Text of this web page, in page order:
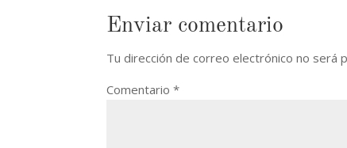
Enviar comentario
Tu dirección de correo electrónico no será
Comentario*